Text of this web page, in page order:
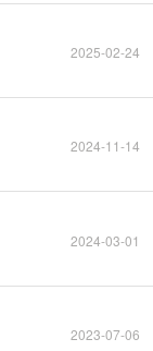
2025-02-24
2024-11-14
2024-03-01
2023-07-06